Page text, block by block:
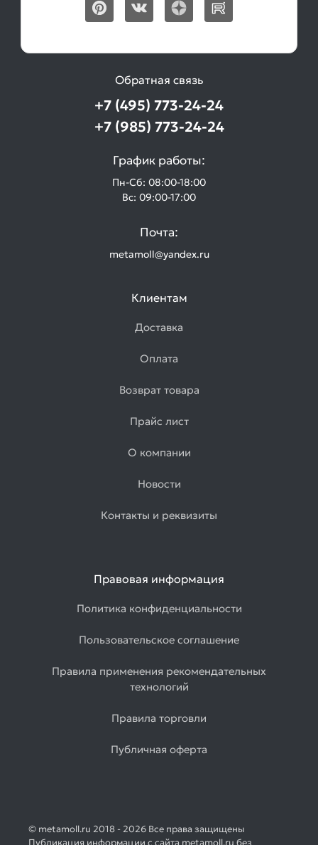
Обратная связь
+7 (495) 773-24-24
+7 (985) 773-24-24
График работы:
Пн-Сб: 08:00-18:00
Вс: 09:00-17:00
Почта:
metamoll@yandex.ru
Клиентам
Доставка
Оплата
Возврат товара
Прайс лист
О компании
Новости
Контакты и реквизиты
Правовая информация
Политика конфиденциальности
Пользовательское соглашение
Правила применения рекомендательных
технологий
Правила торговли
Публичная оферта
© metamoll.ru 2018 - 2026 Все права защищены
Публикация информации с сайта metamoll.ru без